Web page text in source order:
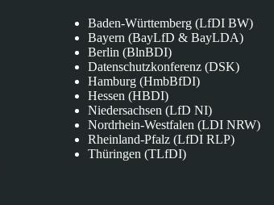
Baden-Württemberg (LfDI BW)
Bayern (BayLfD & BayLDA)
Berlin (BlnBDI)
Datenschutzkonferenz (DSK)
Hamburg (HmbBfDI)
Hessen (HBDI)
Niedersachsen (LfD NI)
Nordrhein-Westfalen (LDI NRW)
Rheinland-Pfalz (LfDI RLP)
Thüringen (TLfDI)